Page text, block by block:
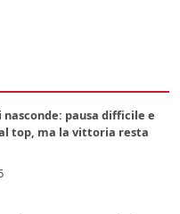
nasconde: pausa difficile e
top, ma la vittoria resta